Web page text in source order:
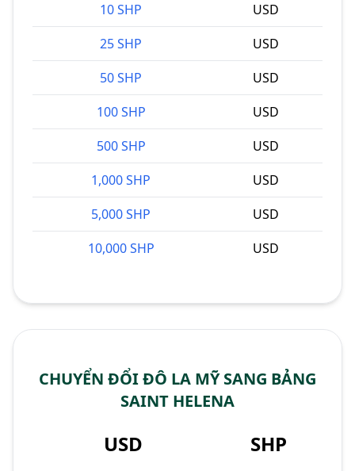
10 SHP
USD
25 SHP
USD
50 SHP
USD
100 SHP
USD
500 SHP
USD
1,000 SHP
USD
5,000 SHP
USD
10,000 SHP
USD
CHUYỂN ĐỔI ĐÔ LA MỸ SANG BẢNG
SAINT HELENA
USD SHP